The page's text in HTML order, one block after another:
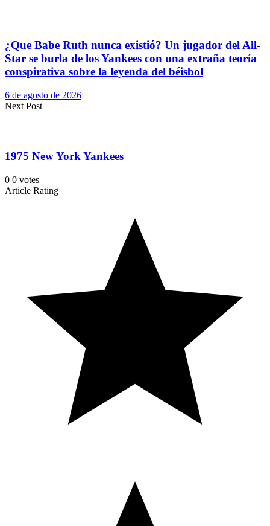
¿Que Babe Ruth nunca existió? Un jugador del All-
Star se burla de los Yankees con una extraña teoría
conspirativa sobre la leyenda del béisbol
6 de agosto de 2026
Next Post
1975 New York Yankees
0 0 votes
Article Rating